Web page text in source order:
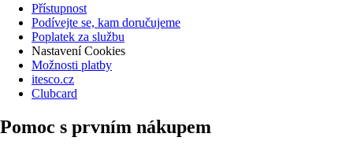
Přístupnost
Podívejte se, kam doručujeme
Poplatek za službu
Nastavení Cookies
Možnosti platby
itesco.cz
Clubcard
Pomoc s prvním nákupem